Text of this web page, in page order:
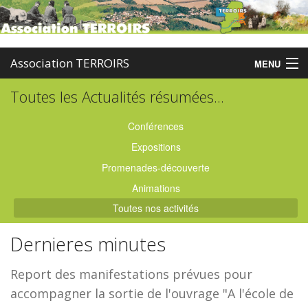
Association TERROIRS MENU
Accueil
Partenaires
Enquêtes
Contact
Toutes les Actualités résumées...
Conférences
Expositions
Promenades-découverte
Animations
Toutes nos activités
Dernieres minutes
Report des manifestations prévues pour
accompagner la sortie de l'ouvrage "A l'école de